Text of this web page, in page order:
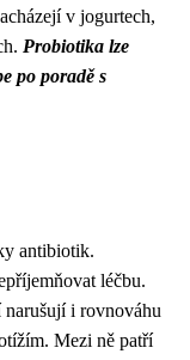
v jogurtech,
Probiotika lze
po poradě s
antibiotik.
léčbu.
i rovnováhu
Mezi ně patří